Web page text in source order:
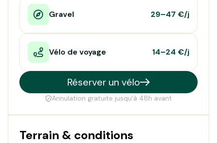
Gravel 29–47 €/j
Vélo de voyage 14–24 €/j
Réserver un vélo
Annulation gratuite jusqu'à 48h avant
Terrain & conditions